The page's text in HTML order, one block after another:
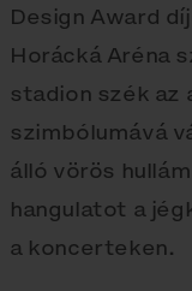
Design Award
Horácká Aréna
stadion szék az
szimbólumává
álló vörös
hangulatot a
a koncerteken.